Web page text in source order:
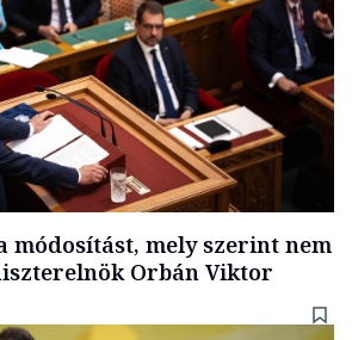
módosítást, mely szerint nem
Orbán Viktor